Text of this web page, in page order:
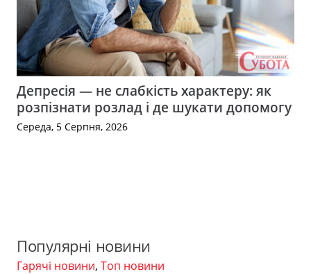
Депресія — не слабкість характеру: як
розпізнати розлад і де шукати допомогу
Середа, 5 Серпня, 2026
Популярні новини
Гарячі новини, Топ новини